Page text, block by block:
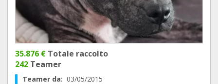
35.876 € Totale raccolto
242 Teamer
Teamer da: 03/05/2015